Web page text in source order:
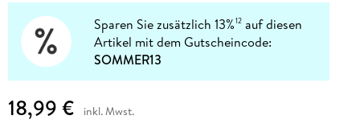
Sparen Sie zusätzlich 13%12 auf diesen
Artikel mit dem Gutscheincode:
SOMMER13
18,99 € inkl. Mwst.